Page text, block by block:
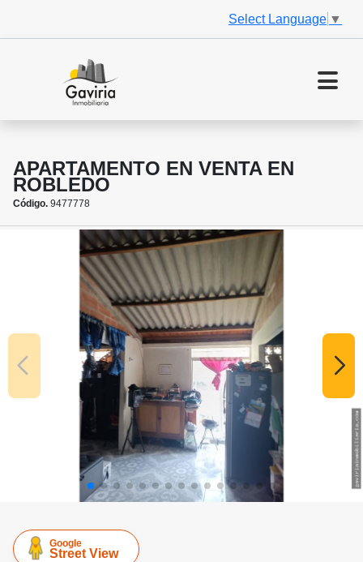
Select Language ▼
APARTAMENTO EN VENTA EN
ROBLEDO
Código. 9477778
Google
Street View